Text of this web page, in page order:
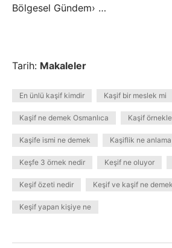
Bölgesel Gündem› …
Tarih: Makaleler
En ünlü kaşif kimdir Kaşif bir meslek mi
Kaşif ne demek Osmanlıca Kaşif
Kaşife ismi ne demek Kaşiflik ne
Keşfe 3 örnek nedir Keşif ne oluyor
Keşif özeti nedir Keşif ve kaşif ne demek
Keşif yapan kişiye ne